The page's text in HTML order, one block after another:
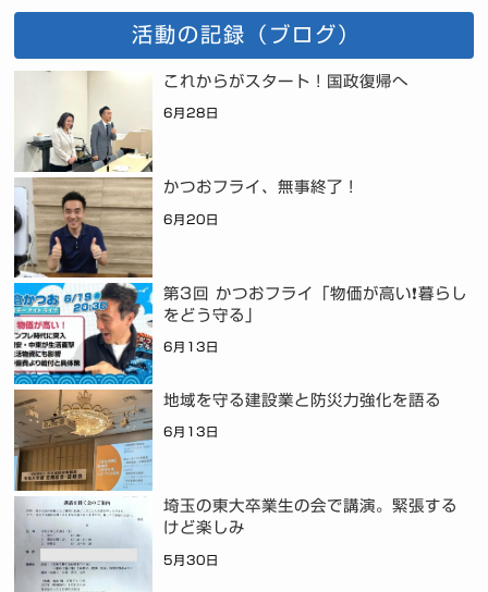
活動の記録（ブログ）
これからがスタート！国政復帰へ
6月28日
かつおフライ、無事終了！
6月20日
第3回 かつおフライ「物価が高い❗暮らし
をどう守る」
6月13日
地域を守る建設業と防災力強化を語る
6月13日
埼玉の東大卒業生の会で講演。緊張する
けど楽しみ
5月30日